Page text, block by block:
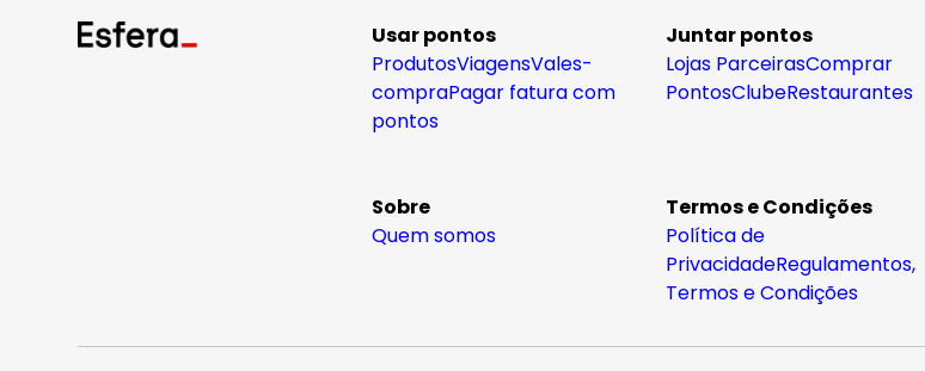
Usar pontos
ProdutosViagensVales-
compraPagar fatura com
pontos
Juntar pontos
Lojas ParceirasComprar
PontosClubeRestaurantes
Sobre
Quem somos
Termos e Condições
Política de
PrivacidadeRegulamentos,
Termos e Condições